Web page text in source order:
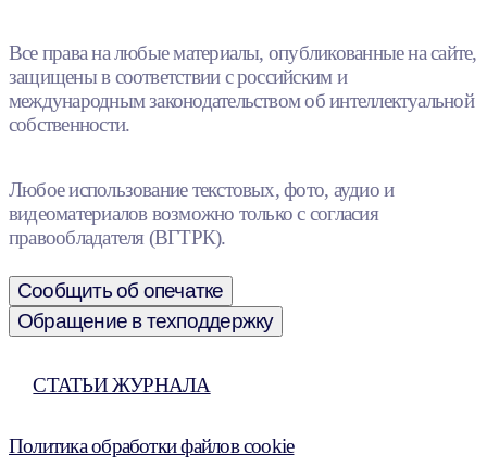
Все права на любые материалы, опубликованные на сайте,
защищены в соответствии с российским и
международным законодательством об интеллектуальной
собственности.
Любое использование текстовых, фото, аудио и
видеоматериалов возможно только с согласия
правообладателя (ВГТРК).
Сообщить об опечатке
Обращение в техподдержку
СТАТЬИ ЖУРНАЛА
Политика обработки файлов cookie